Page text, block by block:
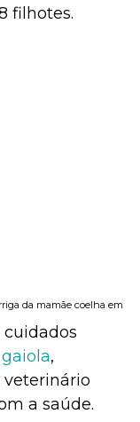
filhotes.
da mamãe coelha em
cuidados
gaiola,
a saúde.